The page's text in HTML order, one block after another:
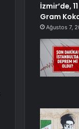
İzmir’de,
Gram
Ağustos 7,